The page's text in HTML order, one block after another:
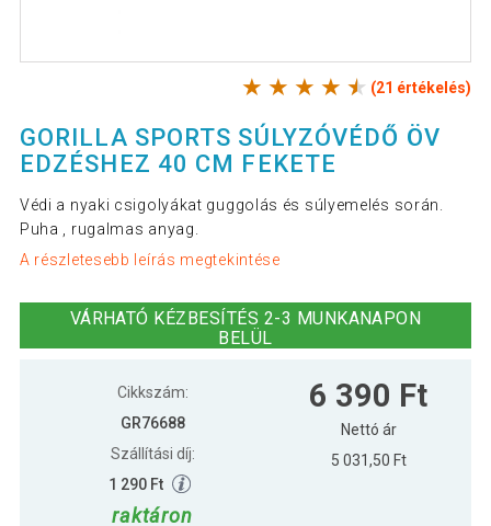
(21 értékelés)
GORILLA SPORTS SÚLYZÓVÉDŐ ÖV
EDZÉSHEZ 40 CM FEKETE
Védi a nyaki csigolyákat guggolás és súlyemelés során.
Puha , rugalmas anyag.
A részletesebb leírás megtekintése
VÁRHATÓ KÉZBESÍTÉS 2-3 MUNKANAPON
BELÜL
Cikkszám:
GR76688
Szállítási díj:
1 290 Ft
raktáron
6 390 Ft
Nettó ár
5 031,50 Ft